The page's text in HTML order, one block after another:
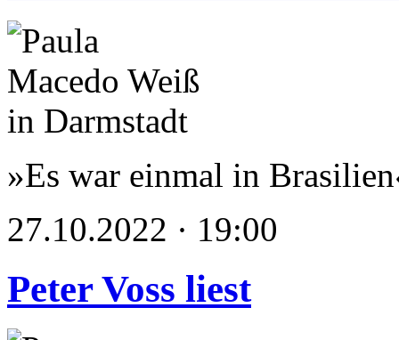
»Es war einmal in
27.10.2022 · 19:00
Peter Voss liest